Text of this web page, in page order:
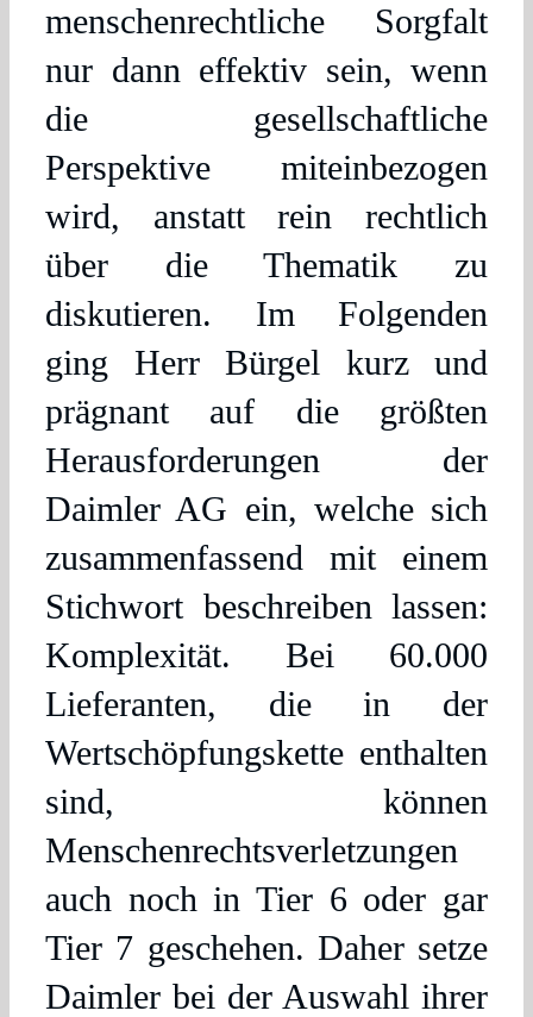
menschenrechtliche Sorgfalt
nur dann effektiv sein, wenn
die gesellschaftliche
Perspektive miteinbezogen
wird, anstatt rein rechtlich
über die Thematik zu
diskutieren. Im Folgenden
ging Herr Bürgel kurz und
prägnant auf die größten
Herausforderungen der
Daimler AG ein, welche sich
zusammenfassend mit einem
Stichwort beschreiben lassen:
Komplexität. Bei 60.000
Lieferanten, die in der
Wertschöpfungskette enthalten
sind, können
Menschenrechtsverletzungen
auch noch in Tier 6 oder gar
Tier 7 geschehen. Daher setze
Daimler bei der Auswahl ihrer